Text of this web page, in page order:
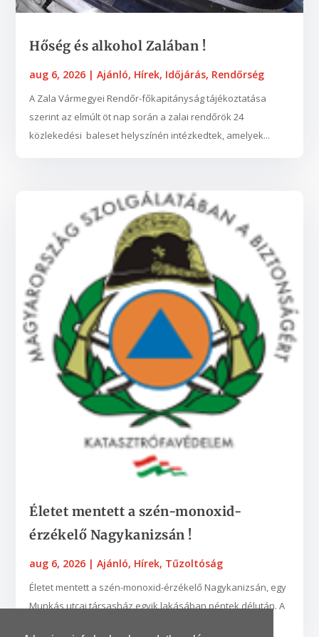
Hőség és alkohol Zalában !
aug 6, 2026 |Ajánló, Hírek, Időjárás, Rendőrség
A Zala Vármegyei Rendőr-főkapitányság tájékoztatása
szerint az elmúlt öt nap során a zalai rendőrök 24
közlekedési baleset helyszínén intézkedtek, amelyek...
Életet mentett a szén-monoxid-
érzékelő Nagykanizsán !
aug 6, 2026 |Ajánló, Hírek, Tűzoltóság
Életet mentett a szén-monoxid-érzékelő Nagykanizsán, egy
Munkás utcai társasház egyik lakásában péntek délután. A